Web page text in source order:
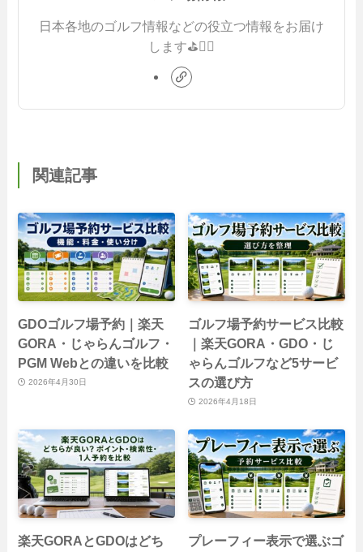
日本各地のゴルフ情報などの役立つ情報をお届け
します⛳️🏌️‍♂️
関連記事
GDOゴルフ場予約｜楽天
GORA・じゃらんゴルフ・
PGM Webとの違いを比較
2026年4月30日
ゴルフ場予約サービス比較
｜楽天GORA・GDO・じ
ゃらんゴルフなど5サービ
スの選び方
2026年4月18日
楽天GORAとGDOはどち
プレーフィー表示で選ぶゴ